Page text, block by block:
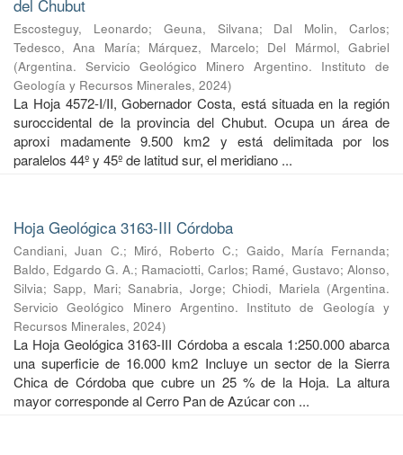
del Chubut
Escosteguy, Leonardo; Geuna, Silvana; Dal Molin, Carlos;
Tedesco, Ana María; Márquez, Marcelo; Del Mármol, Gabriel
(Argentina. Servicio Geológico Minero Argentino. Instituto de
Geología y Recursos Minerales, 2024)
La Hoja 4572-I/II, Gobernador Costa, está situada en la región
suroccidental de la provincia del Chubut. Ocupa un área de
aproxi madamente 9.500 km2 y está delimitada por los
paralelos 44º y 45º de latitud sur, el meridiano ...
Hoja Geológica 3163-III Córdoba
Candiani, Juan C.; Miró, Roberto C.; Gaido, María Fernanda;
Baldo, Edgardo G. A.; Ramaciotti, Carlos; Ramé, Gustavo; Alonso,
Silvia;Sapp, Mari;Sanabria, Jorge;Chiodi, Mariela (Argentina.
Servicio Geológico Minero Argentino. Instituto de Geología y
Recursos Minerales, 2024)
La Hoja Geológica 3163-III Córdoba a escala 1:250.000 abarca
una superficie de 16.000 km2 Incluye un sector de la Sierra
Chica de Córdoba que cubre un 25 % de la Hoja. La altura
mayor corresponde al Cerro Pan de Azúcar con ...